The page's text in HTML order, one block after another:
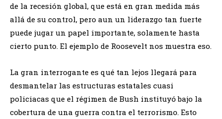
de la recesión global, que está en gran medida más
allá de su control, pero aun un liderazgo tan fuerte
puede jugar un papel importante, solamente hasta
cierto punto. El ejemplo de Roosevelt nos muestra eso.
La gran interrogante es qué tan lejos llegará para
desmantelar las estructuras estatales cuasi
policiacas que el régimen de Bush instituyó bajo la
cobertura de una guerra contra el terrorismo. Esto